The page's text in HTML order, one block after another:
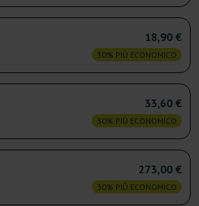
18,90 €
30% PIÙ ECONOMICO
33,60 €
30% PIÙ ECONOMICO
273,00 €
30% PIÙ ECONOMICO